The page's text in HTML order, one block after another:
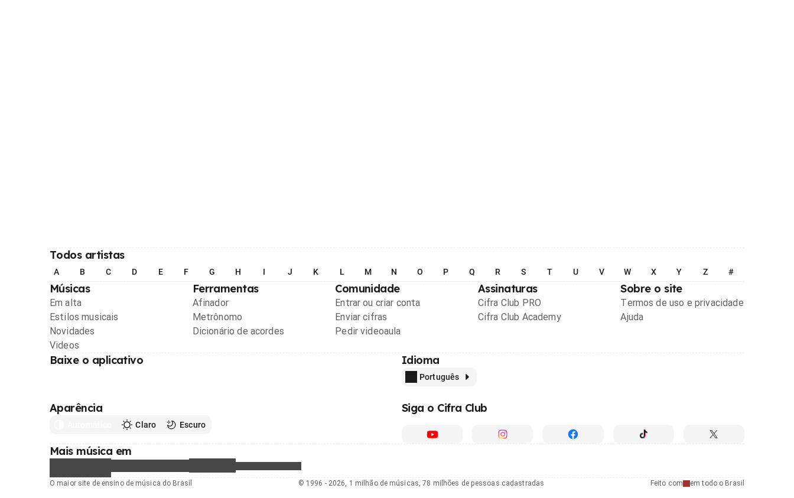
Todos artistas
A B C D E F G H I J K L M N O P Q R S T U V W X Y Z #
Músicas
Em alta
Estilos musicais
Novidades
Videos
Ferramentas
Afinador
Metrônomo
Dicionário de acordes
Comunidade
Entrar ou criar conta
Enviar cifras
Pedir videoaula
Assinaturas
Cifra Club PRO
Cifra Club Academy
Sobre o site
Termos de uso e privacidade
Ajuda
Baixe o aplicativo Idioma
Português
Aparência
Claro Escuro
Siga o Cifra Club
Mais música em
O maior site de ensino de música do Brasil Feito com em todo o Brasil
© 1996 - 2026, 1 milhão de músicas, 78 milhões de pessoas cadastradas